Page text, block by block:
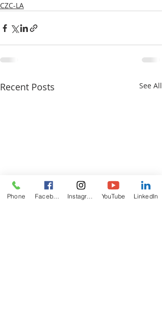
CZC-LA
Recent Posts See All
Phone YouTube LinkedIn